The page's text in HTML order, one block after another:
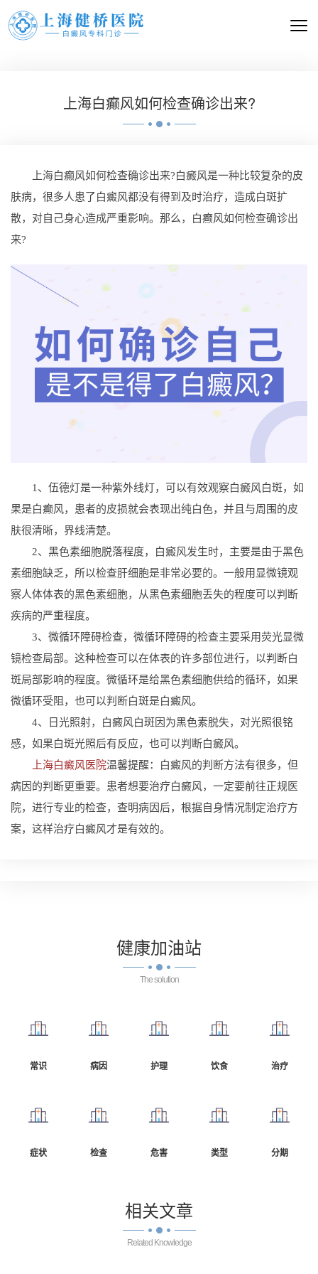
上海白癫风如何检查确诊出来?
上海白癫风如何检查确诊出来?白癜风是一种比较复杂的皮
肤病，很多人患了白癜风都没有得到及时治疗，造成白斑扩
散，对自己身心造成严重影响。那么，白癫风如何检查确诊出
来?
1、伍德灯是一种紫外线灯，可以有效观察白癜风白斑，如
果是白癫风，患者的皮损就会表现出纯白色，并且与周围的皮
肤很清晰，界线清楚。
2、黑色素细胞脱落程度，白癜风发生时，主要是由于黑色
素细胞缺乏，所以检查肝细胞是非常必要的。一般用显微镜观
察人体体表的黑色素细胞，从黑色素细胞丢失的程度可以判断
疾病的严重程度。
3、微循环障碍检查，微循环障碍的检查主要采用荧光显微
镜检查局部。这种检查可以在体表的许多部位进行，以判断白
斑局部影响的程度。微循环是给黑色素细胞供给的循环，如果
微循环受阻，也可以判断白斑是白癜风。
4、日光照射，白癜风白斑因为黑色素脱失，对光照很铭
感，如果白斑光照后有反应，也可以判断白癜风。
上海白癜风医院温馨提醒：白癜风的判断方法有很多，但
病因的判断更重要。患者想要治疗白癜风，一定要前往正规医
院，进行专业的检查，查明病因后，根据自身情况制定治疗方
案，这样治疗白癜风才是有效的。
健康加油站
The solution
常识 病因 护理 饮食 治疗
症状 检查 危害 类型 分期
相关文章
Related Knowledge